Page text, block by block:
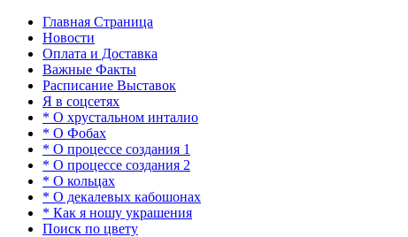
Главная Страница
Новости
Оплата и Доставка
Важные Факты
Расписание Выставок
Я в соцсетях
* О хрустальном инталио
* О Фобах
* О процессе создания 1
* О процессе создания 2
* О кольцах
* О декалевых кабошонах
* Как я ношу украшения
Поиск по цвету